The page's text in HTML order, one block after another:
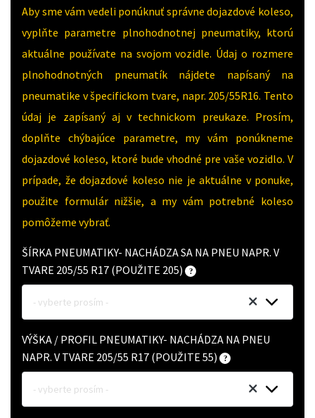
Aby sme vám vedeli ponúknuť správne dojazdové koleso,
vyplňte parametre plnohodnotnej pneumatiky, ktorú
aktuálne používate na svojom vozidle. Údaj o rozmere
plnohodnotných pneumatík nájdete napísaný na
pneumatike v špecifickom tvare, napr. 205/55R16. Tento
údaj je zapísaný aj v technickom preukaze. Prosím,
doplňte chýbajúce parametre, my vám ponúkneme
dojazdové koleso, ktoré bude vhodné pre vaše vozidlo. V
prípade, že dojazdové koleso nie je aktuálne v ponuke,
použite formulár nižšie, a my vám potrebné koleso
pomôžeme vybrať.
ŠÍRKA PNEUMATIKY- NACHÁDZA SA NA PNEU NAPR. V
TVARE 205/55 R17 (POUŽITE 205)
- vyberte prosím -
VÝŠKA / PROFIL PNEUMATIKY- NACHÁDZA NA PNEU
NAPR. V TVARE 205/55 R17 (POUŽITE 55)
- vyberte prosím -